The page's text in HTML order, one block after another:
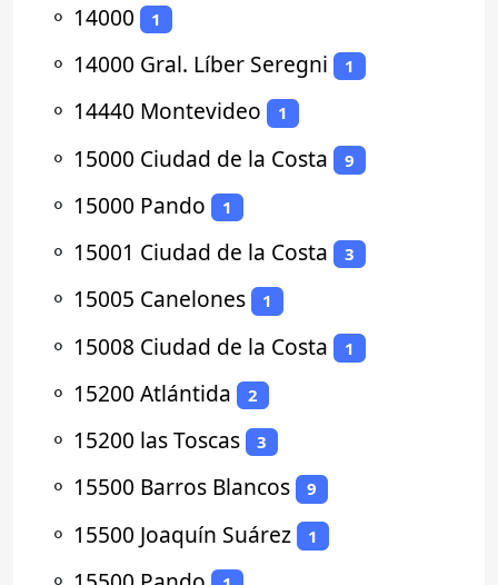
⚬ 14000 1
⚬ 14000 Gral. Líber Seregni 1
⚬ 14440 Montevideo 1
⚬ 15000 Ciudad de la Costa 9
⚬ 15000 Pando 1
⚬ 15001 Ciudad de la Costa 3
⚬ 15005 Canelones 1
⚬ 15008 Ciudad de la Costa 1
⚬ 15200 Atlántida 2
⚬ 15200 las Toscas 3
⚬ 15500 Barros Blancos 9
⚬ 15500 Joaquín Suárez 1